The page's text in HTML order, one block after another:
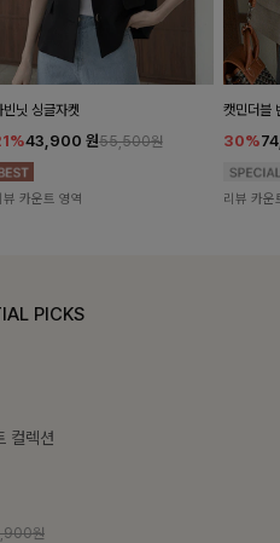
빈닛 싱글자켓
43,900 원55,500원
뷰 카운트 영역
캣민더블
30%
리뷰 카운
PICKS
렉션
원